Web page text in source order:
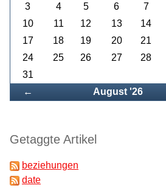
← August '26
3
4 5 6 7
10
11 12 13 14
17
18 19 20 21
24
25 26 27 28
31
Getaggte Artikel
beziehungen
date